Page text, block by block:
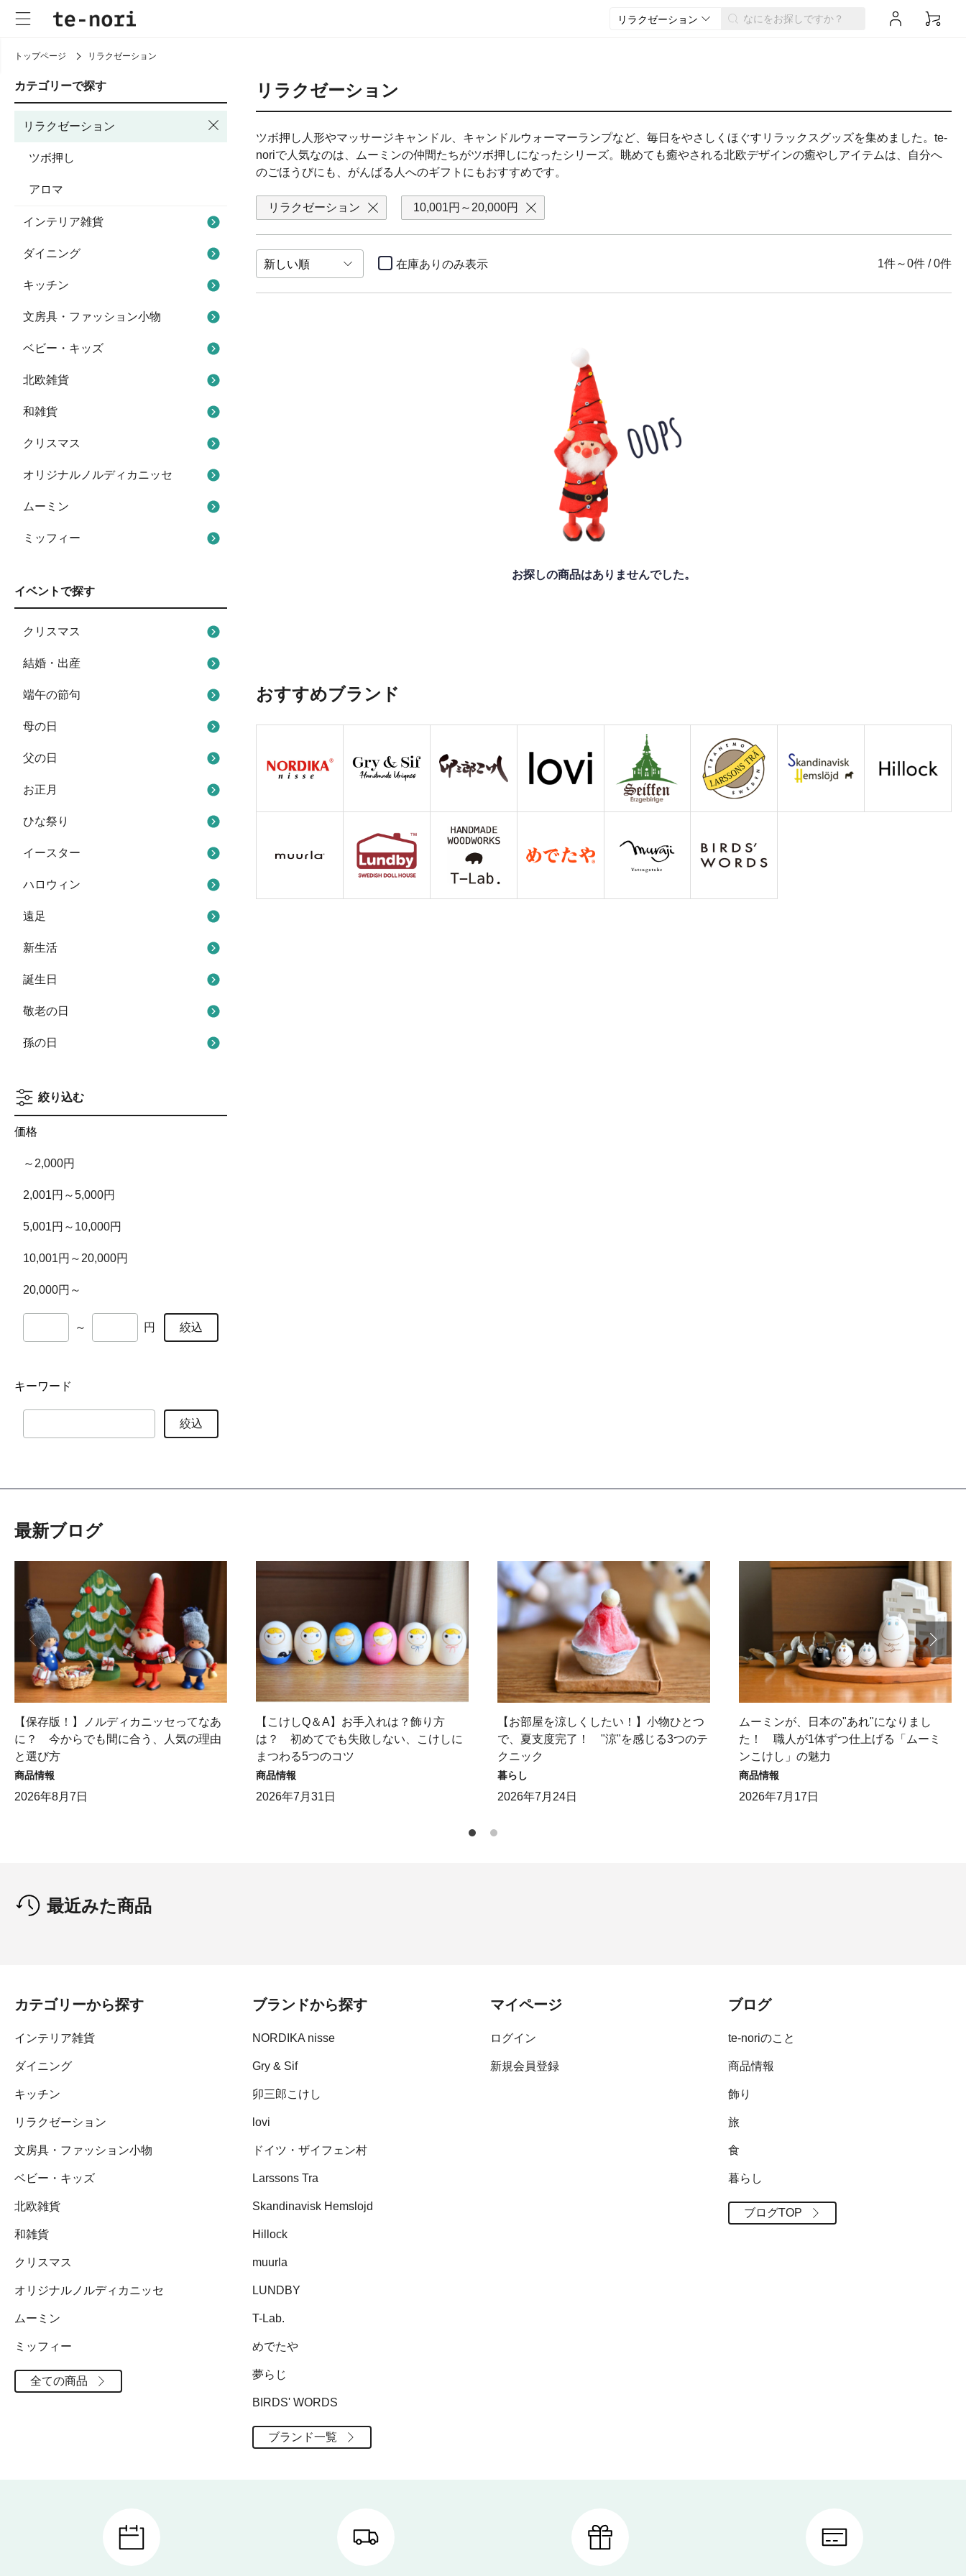
トップページ リラクゼーション
カテゴリーで探す
リラクゼーション
ツボ押し
アロマ
インテリア雑貨
ダイニング
キッチン
文房具・ファッション小物
ベビー・キッズ
北欧雑貨
和雑貨
クリスマス
オリジナルノルディカニッセ
ムーミン
ミッフィー
イベントで探す
クリスマス
結婚・出産
端午の節句
母の日
父の日
お正月
ひな祭り
イースター
ハロウィン
遠足
新生活
誕生日
敬老の日
孫の日
絞り込む
価格
～2,000円
2,001円～5,000円
5,001円～10,000円
10,001円～20,000円
20,000円～
～ 円 絞込
キーワード
絞込
リラクゼーション
ツボ押し人形やマッサージキャンドル、キャンドルウォーマーランプなど、毎日をやさしくほぐすリラックスグッズを集めました。te-
noriで人気なのは、ムーミンの仲間たちがツボ押しになったシリーズ。眺めても癒やされる北欧デザインの癒やしアイテムは、自分へ
のごほうびにも、がんばる人へのギフトにもおすすめです。
リラクゼーション 10,001円～20,000円
在庫ありのみ表示 1件～0件 / 0件
お探しの商品はありませんでした。
おすすめブランド
最新ブログ
【保存版！】ノルディカニッセってなあ
に？ 今からでも間に合う、人気の理由
と選び方
商品情報
2026年8月7日
【こけしQ＆A】お手入れは？飾り方
は？ 初めてでも失敗しない、こけしに
まつわる5つのコツ
商品情報
2026年7月31日
【お部屋を涼しくしたい！】小物ひとつ
で、夏支度完了！ "涼"を感じる3つのテ
クニック
暮らし
2026年7月24日
ムーミンが、日本の"あれ"になりまし
た！ 職人が1体ずつ仕上げる「ムーミ
ンこけし」の魅力
商品情報
2026年7月17日
最近みた商品
カテゴリーから探す
インテリア雑貨
ダイニング
キッチン
リラクゼーション
文房具・ファッション小物
ベビー・キッズ
北欧雑貨
和雑貨
クリスマス
オリジナルノルディカニッセ
ムーミン
ミッフィー
全ての商品
ブランドから探す
NORDIKA nisse
Gry & Sif
卯三郎こけし
lovi
ドイツ・ザイフェン村
Larssons Tra
Skandinavisk Hemslojd
Hillock
muurla
LUNDBY
T-Lab.
めでたや
夢らじ
BIRDS' WORDS
ブランド一覧
マイページ
ログイン
新規会員登録
ブログ
te-noriのこと
商品情報
飾り
旅
食
暮らし
ブログTOP